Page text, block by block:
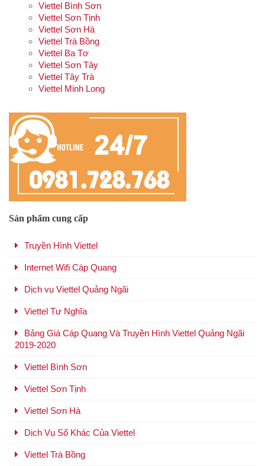
Viettel Bình Sơn
Viettel Sơn Tịnh
Viettel Sơn Hà
Viettel Trà Bồng
Viettel Ba Tơ
Viettel Sơn Tây
Viettel Tây Trà
Viettel Minh Long
Sản phẩm cung cấp
Truyền Hình Viettel
Internet Wifi Cáp Quang
Dịch vụ Viettel Quảng Ngãi
Viettel Tư Nghĩa
Bảng Giá Cáp Quang Và Truyền Hình Viettel Quảng Ngãi
2019-2020
Viettel Bình Sơn
Viettel Sơn Tịnh
Viettel Sơn Hà
Dịch Vụ Số Khác Của Viettel
Viettel Trà Bồng